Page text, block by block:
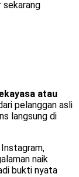
sekarang
atau
pelanggan asli
langsung di
naik
bukti nyata